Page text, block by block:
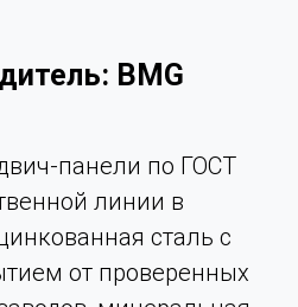
BMG
панели по ГОСТ
линии в
сталь с
от проверенных